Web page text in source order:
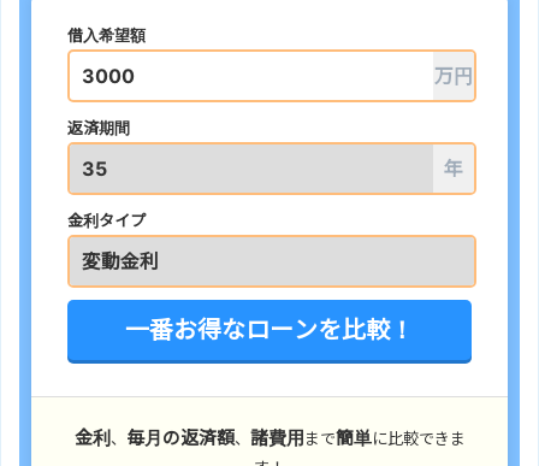
借入希望額
万円
返済期間
年
金利タイプ
一番お得なローンを比較！
金利 、 毎月の返済額、 諸費用 まで簡単に比較できま